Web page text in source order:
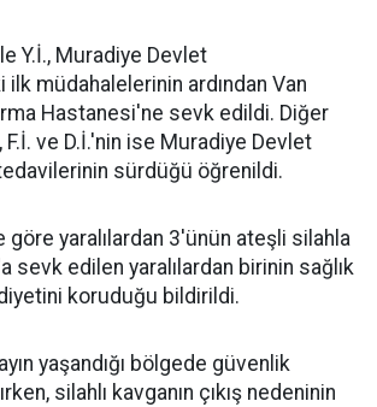
Y.İ., Muradiye Devlet
müdahalelerinin ardından Van
Hastanesi'ne sevk edildi. Diğer
F.İ. ve D.İ.'nin ise Muradiye Devlet
sürdüğü öğrenildi.
yaralılardan 3'ünün ateşli silahla
sevk edilen yaralılardan birinin sağlık
koruduğu bildirildi.
yaşandığı bölgede güvenlik
silahlı kavganın çıkış nedeninin